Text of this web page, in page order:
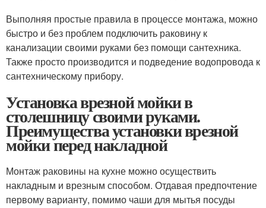
Выполняя простые правила в процессе монтажа, можно
быстро и без проблем подключить раковину к
канализации своими руками без помощи сантехника.
Также просто производится и подведение водопровода к
сантехническому прибору.
Установка врезной мойки в
столешницу своими руками.
Преимущества установки врезной
мойки перед накладной
Монтаж раковины на кухне можно осуществить
накладным и врезным способом. Отдавая предпочтение
первому варианту, помимо чаши для мытья посуды